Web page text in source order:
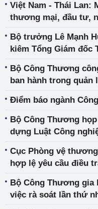
Việt Nam - Thái Lan:
thương mại, đầu tư,
Bộ trưởng Lê Mạnh
kiêm Tổng Giám đốc
Bộ Công Thương
ban hành trong
Điểm báo ngành
Bộ Công Thương
dựng Luật Công
Cục Phòng vệ
hợp lệ yêu cầu điều
phẩm vật liệu hàn
quốc Thái Lan và
Bộ Công Thương
việc rà soát lần thứ